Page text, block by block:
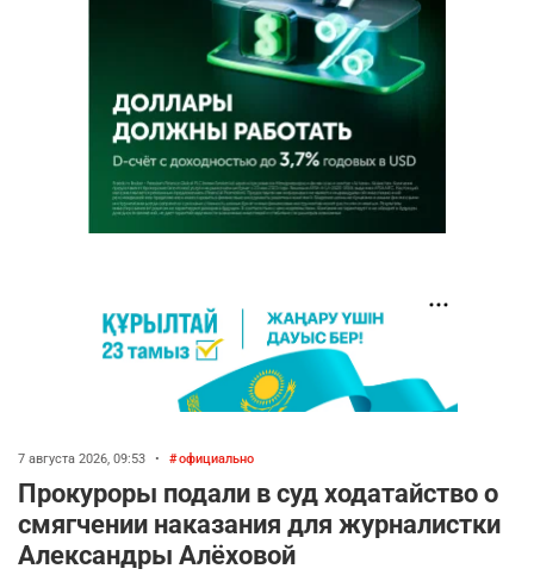
7 августа 2026, 09:53 • официально
Прокуроры подали в суд ходатайство о
смягчении наказания для журналистки
Александры Алёховой